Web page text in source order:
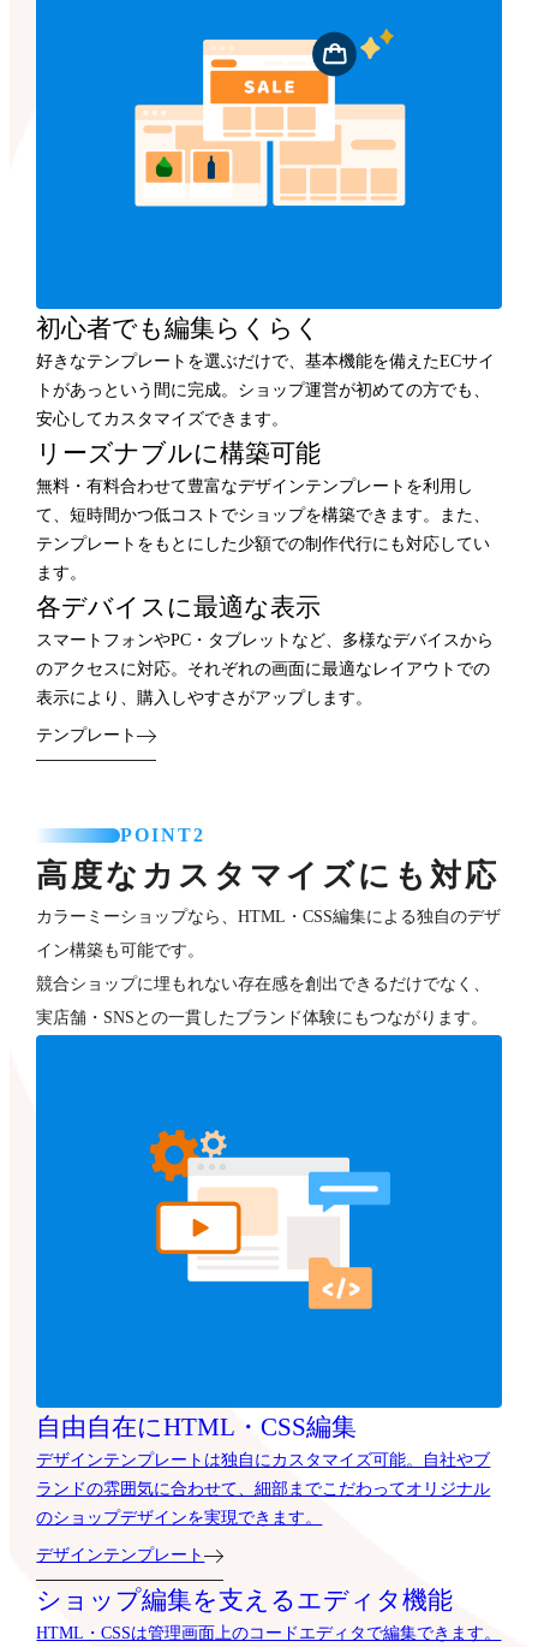
初心者でも編集らくらく
好きなテンプレートを選ぶだけで、基本機能を備えたECサイ
トがあっという間に完成。ショップ運営が初めての方でも、
安心してカスタマイズできます。
リーズナブルに構築可能
無料・有料合わせて豊富なデザインテンプレートを利用し
て、短時間かつ低コストでショップを構築できます。また、
テンプレートをもとにした少額での制作代行にも対応してい
ます。
各デバイスに最適な表示
スマートフォンやPC・タブレットなど、多様なデバイスから
のアクセスに対応。それぞれの画面に最適なレイアウトでの
表示により、購入しやすさがアップします。
テンプレート
POINT2
高度なカスタマイズにも対応
カラーミーショップなら、HTML・CSS編集による独自のデザ
イン構築も可能です。
競合ショップに埋もれない存在感を創出できるだけでなく、
実店舗・SNSとの一貫したブランド体験にもつながります。
自由自在にHTML・CSS編集
デザインテンプレートは独自にカスタマイズ可能。自社やブ
ランドの雰囲気に合わせて、細部までこだわってオリジナル
のショップデザインを実現できます。
デザインテンプレート
ショップ編集を支えるエディタ機能
HTML・CSSは管理画面上のコードエディタで編集できます。